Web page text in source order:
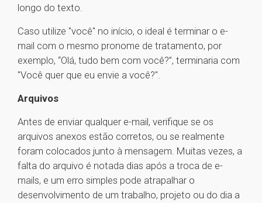
longo do texto.
Caso utilize "você" no início, o ideal é terminar o e-
mail com o mesmo pronome de tratamento, por
exemplo, “Olá, tudo bem com você?”, terminaria com
"Você quer que eu envie a você?".
Arquivos
Antes de enviar qualquer e-mail, verifique se os
arquivos anexos estão corretos, ou se realmente
foram colocados junto à mensagem. Muitas vezes, a
falta do arquivo é notada dias após a troca de e-
mails, e um erro simples pode atrapalhar o
desenvolvimento de um trabalho, projeto ou do dia a